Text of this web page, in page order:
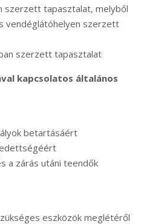
szerzett tapasztalat, melyből
vendéglátóhelyen szerzett
szerzett tapasztalat
kapcsolatos általános
betartásáért
a zárás utáni teendők
eszközök meglétéről